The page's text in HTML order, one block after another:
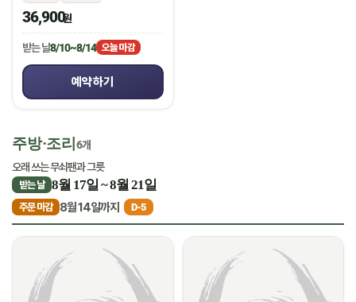
36,900원
받는 날8/10~8/14 오늘 마감
예약하기
주방·조리6개
오래 쓰는 무쇠팬과 그릇
받는 날 8월 17일 ~ 8월 21일
주문 마감 8월 14일까지 D-5